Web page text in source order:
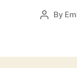
Post
By